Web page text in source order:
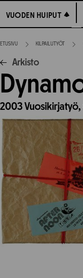
suoraan
sisältöön
VUODEN HUIPUT
VUODEN HUIPUT
ETUSIVU KILPAILUTYÖT
Arkisto
2003Vuosikirjatyö,